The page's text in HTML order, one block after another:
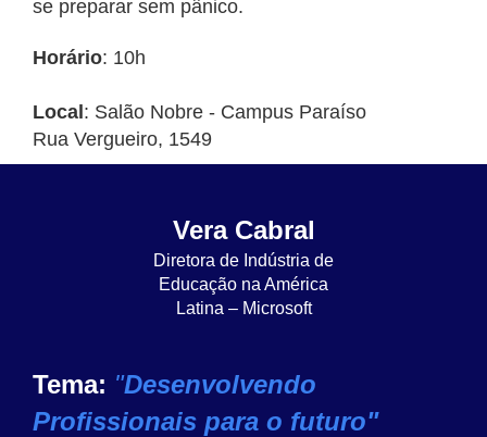
se preparar sem pânico.
Horário: 10h
Local : Salão Nobre - Campus Paraíso
Rua Vergueiro, 1549
Vera Cabral
Diretora de Indústria de
Educação na América
Latina – Microsoft
Tema: "Desenvolvendo
Profissionais para o futuro"